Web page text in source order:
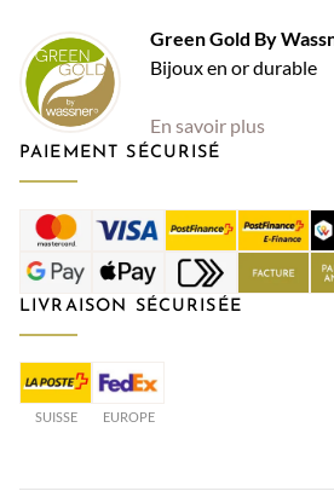
Green Gold By
Bijoux en or durable
En savoir plus
PAIEMENT SÉCURISÉ
LIVRAISON SÉCURISÉE
SUISSE EUROPE